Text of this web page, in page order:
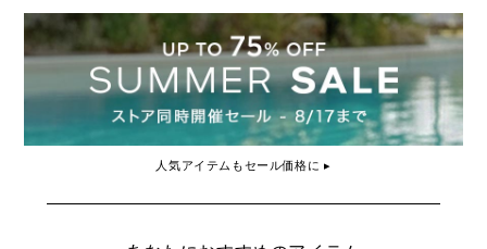
人気アイテムもセール価格に ▸